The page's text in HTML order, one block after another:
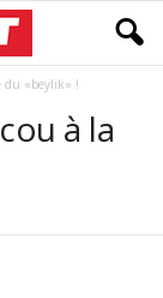
du «beylik» !
à la